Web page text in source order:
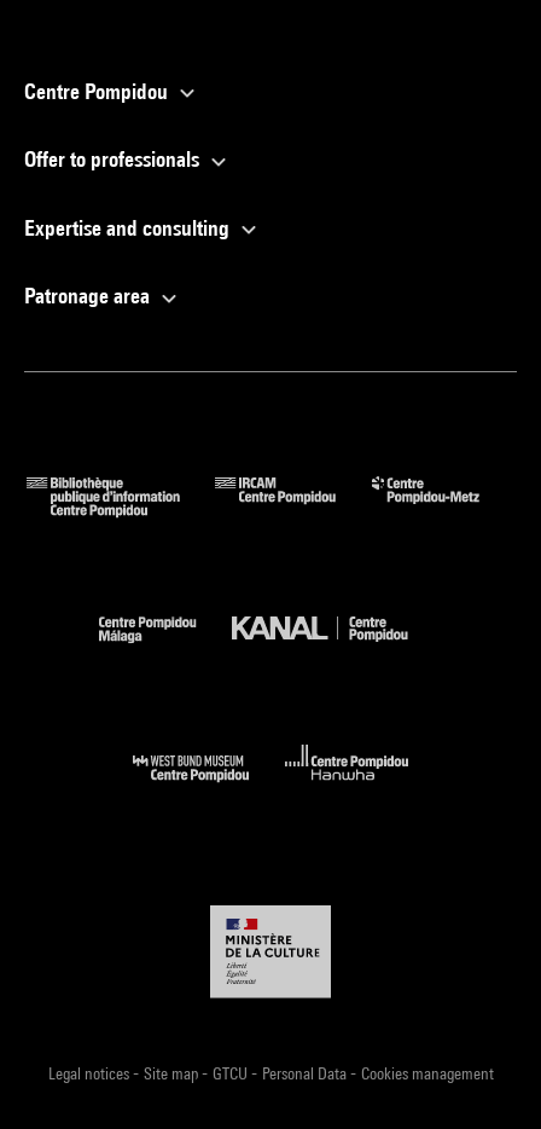
Centre Pompidou
Offer to professionals
Expertise and consulting
Patronage area
Legal notices- Site map- GTCU - Personal Data- Cookies management